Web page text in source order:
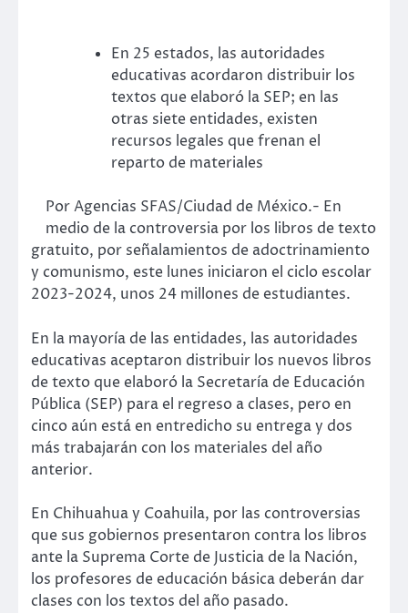
En 25 estados, las autoridades
educativas acordaron distribuir los
textos que elaboró la SEP; en las
otras siete entidades, existen
recursos legales que frenan el
reparto de materiales
Por Agencias SFAS/Ciudad de México.- En
medio de la controversia por los libros de texto
gratuito, por señalamientos de adoctrinamiento
y comunismo, este lunes iniciaron el ciclo escolar
2023-2024, unos 24 millones de estudiantes.
En la mayoría de las entidades, las autoridades
educativas aceptaron distribuir los nuevos libros
de texto que elaboró la Secretaría de Educación
Pública (SEP) para el regreso a clases, pero en
cinco aún está en entredicho su entrega y dos
más trabajarán con los materiales del año
anterior.
En Chihuahua y Coahuila, por las controversias
que sus gobiernos presentaron contra los libros
ante la Suprema Corte de Justicia de la Nación,
los profesores de educación básica deberán dar
clases con los textos del año pasado.